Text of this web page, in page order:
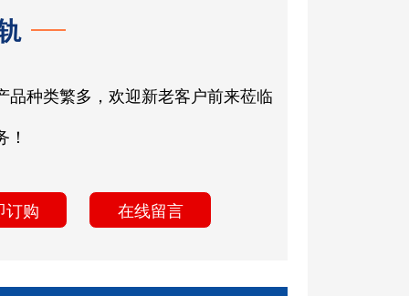
品种类繁多，欢迎新老客户前来莅临
订购 在线留言